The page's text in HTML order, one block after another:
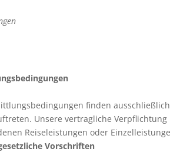
finden
Unsere vertragliche
Reiseleistungen oder
Vorschriften